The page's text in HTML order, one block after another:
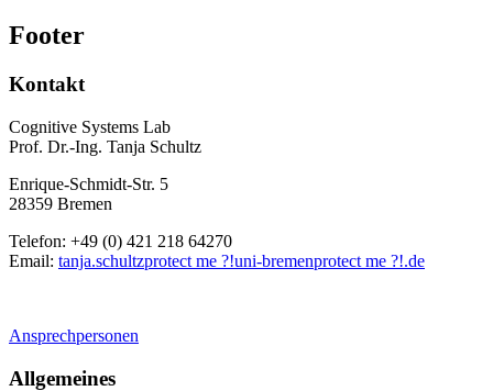
Footer
Kontakt
Cognitive Systems Lab
Prof. Dr.-Ing. Tanja Schultz
Enrique-Schmidt-Str. 5
28359 Bremen
Telefon: +49 (0) 421 218 64270
Email: tanja.schultzprotect me ?!uni-bremenprotect me ?!.de
Ansprechpersonen
Allgemeines